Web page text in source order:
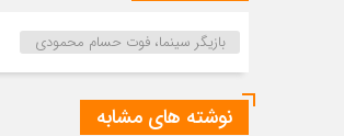
بازیگر سینما، فوت حسام محمودی
نوشته های مشابه